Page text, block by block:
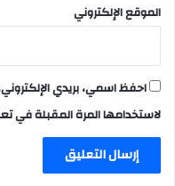
الموقع الإلكتروني
احفظ اسمي، بريدي
لاستخدامها المرة المقبلة في